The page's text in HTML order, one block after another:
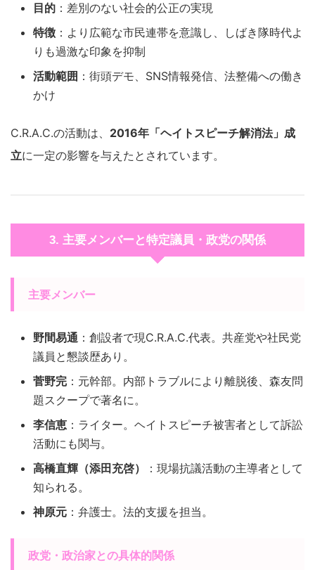
目的 ：差別のない社会的公正の実現
特徴 ：より広範な市民連帯を意識し、しばき隊時代よ
りも過激な印象を抑制
活動範囲 ：街頭デモ、SNS情報発信、法整備への働き
かけ
C.R.A.C.の活動は、 2016年「ヘイトスピーチ解消法」成
立に一定の影響を与えたとされています。
3. 主要メンバーと特定議員・政党の関係
主要メンバー
野間易通 ：創設者で現C.R.A.C.代表。共産党や社民党
議員と懇談歴あり。
菅野完 ：元幹部。内部トラブルにより離脱後、森友問
題スクープで著名に。
李信恵 ：ライター。ヘイトスピーチ被害者として訴訟
活動にも関与。
高橋直輝（添田充啓）
：現場抗議活動の主導者として
知られる。
神原元 ：弁護士。法的支援を担当。
政党・政治家との具体的関係